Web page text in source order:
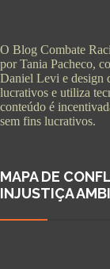
O Blog Combate
por Tania Pacheco,
Daniel Levi e design
lucrativos e utiliza
conteúdo é
sem fins lucrativos.
MAPA DE
INJUSTIÇA